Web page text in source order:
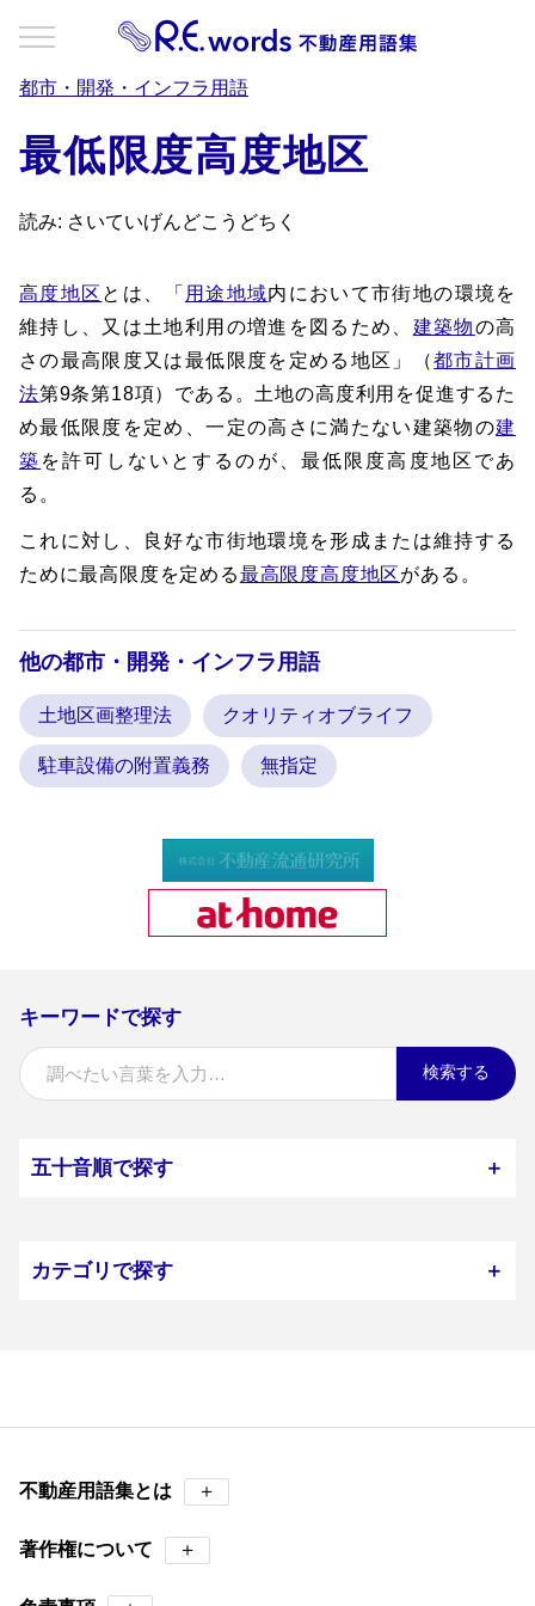
キーワードで探す
検索する
五十音順で探す ＋
カテゴリで探す ＋
都市・開発・インフラ用語
最低限度高度地区
読み: さいていげんどこうどちく
高度地区 とは、「 用途地域内において市街地の環境を
維持し、又は土地利用の増進を図るため、 建築物の高
さの最高限度又は最低限度を定める地区」（都市計画
法第9条第18項）である。土地の高度利用を促進するた
め最低限度を定め、一定の高さに満たない建築物の建
築 を許可しないとするのが、最低限度高度地区であ
る。
これに対し、良好な市街地環境を形成または維持する
ために最高限度を定める最高限度高度地区がある。
他の都市・開発・インフラ用語
土地区画整理法 クオリティオブライフ
駐車設備の附置義務 無指定
不動産用語集とは ＋
著作権について ＋